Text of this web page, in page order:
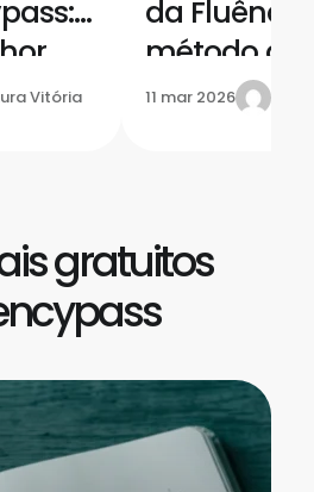
Vitória
da
método da
11 mar 2026
gratuitos